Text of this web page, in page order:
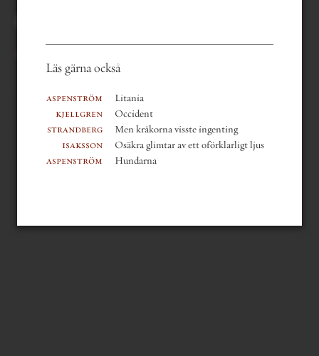
Läs gärna också
aspenström
Litania
kjellgren
Occident
strandberg
Men kråkorna visste ingenting
isaksson
Osäkra glimtar av ett oförklarligt ljus
aspenström
Hundarna
innehållsförteckning
mer om boken
läsfokus
sök i verket
sök i författarens texter